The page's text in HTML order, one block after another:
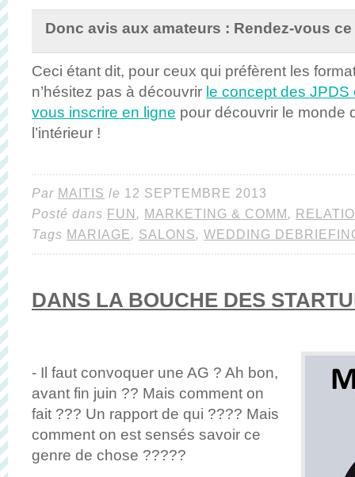
Donc avis aux amateurs : Rendez-vous
Ceci étant dit, pour ceux qui préfèrent les
n’hésitez pas à découvrir le concept des JPDS
vous inscrire en ligne pour découvrir le monde
l’intérieur !
Par MAITIS le 12 SEPTEMBRE 2013
Posté dans FUN , MARKETING & COMM ,
Tags MARIAGE, SALONS, WEDDING
DANS LA BOUCHE DES
- Il faut convoquer une AG ? Ah bon,
avant fin juin ?? Mais comment on
fait ??? Un rapport de qui ???? Mais
comment on est sensés savoir ce
genre de chose ?????